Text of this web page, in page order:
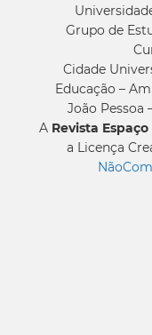
Grupo de
Cidade
Educação –
João Pessoa
A Revista
a Licença